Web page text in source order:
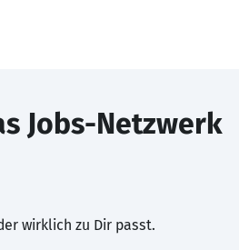
Jobs-Netzwerk
wirklich zu Dir passt.